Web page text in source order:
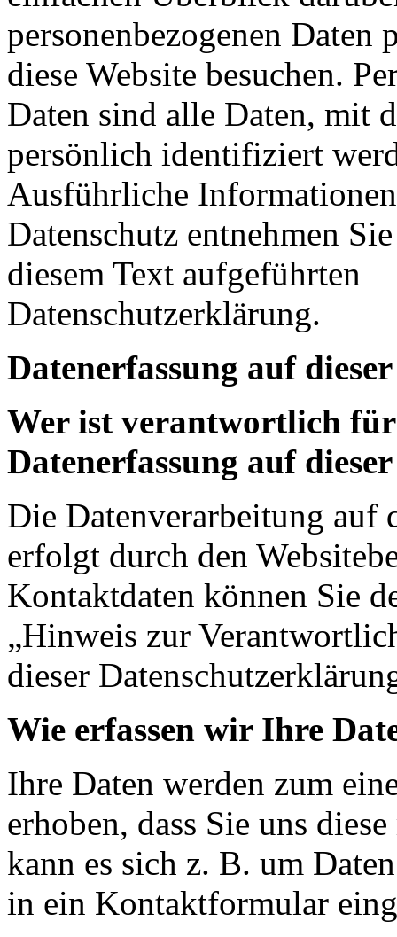
personenbezogenen Daten
diese Website besuchen.
Daten sind alle Daten, mit
persönlich identifiziert
Ausführliche
Datenschutz entnehmen
diesem Text aufgeführten
Datenschutzerklärung.
Datenerfassung auf
Wer ist verantwortlich
Datenerfassung auf
Die Datenverarbeitung auf
erfolgt durch den
Kontaktdaten können Sie
„Hinweis zur
dieser
Wie erfassen wir Ihre
Ihre Daten werden zum
erhoben, dass Sie uns
kann es sich z. B. um
in ein Kontaktformular